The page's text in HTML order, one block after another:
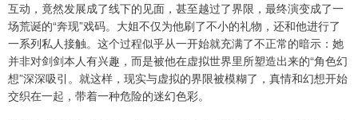
互动，竟然发展成了线下的见面，甚至越过了界限，最终演变成了一
场荒诞的“奔现”戏码。大姐不仅为他刷了不小的礼物，还和他进行了
一系列私人接触。这个过程似乎从一开始就充满了不正常的暗示：她
并非对剑剑本人有兴趣，而是被他在虚拟世界里所塑造出来的“角色幻
想”深深吸引。就这样，现实与虚拟的界限被模糊了，真情和幻想开始
交织在一起，带着一种危险的迷幻色彩。